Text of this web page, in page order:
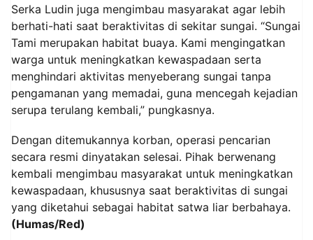
Serka Ludin juga mengimbau masyarakat agar lebih
berhati-hati saat beraktivitas di sekitar sungai. “Sungai
Tami merupakan habitat buaya. Kami mengingatkan
warga untuk meningkatkan kewaspadaan serta
menghindari aktivitas menyeberang sungai tanpa
pengamanan yang memadai, guna mencegah kejadian
serupa terulang kembali,” pungkasnya.
Dengan ditemukannya korban, operasi pencarian
secara resmi dinyatakan selesai. Pihak berwenang
kembali mengimbau masyarakat untuk meningkatkan
kewaspadaan, khususnya saat beraktivitas di sungai
yang diketahui sebagai habitat satwa liar berbahaya.
(Humas/Red)